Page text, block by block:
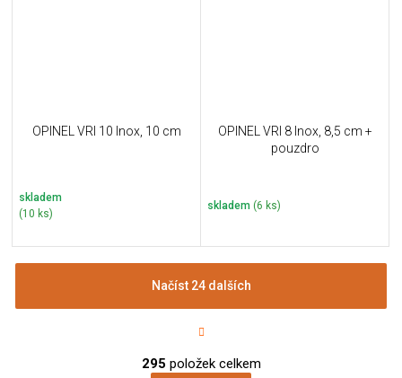
OPINEL VRI 10 Inox, 10 cm
skladem
(10 ks)
OPINEL VRI 8 Inox, 8,5 cm +
pouzdro
skladem (6 ks)
v
Načíst 24 dalších
t
á
295 položek celkem